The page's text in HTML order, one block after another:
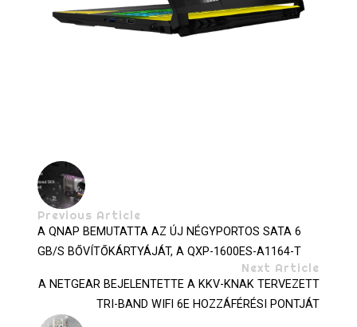
Previous Article
A QNAP BEMUTATTA AZ ÚJ NÉGYPORTOS SATA 6
GB/S BŐVÍTŐKÁRTYÁJÁT, A QXP-1600ES-A1164-T
Next Article
A NETGEAR BEJELENTETTE A KKV-KNAK TERVEZETT
TRI-BAND WIFI 6E HOZZÁFÉRÉSI PONTJÁT